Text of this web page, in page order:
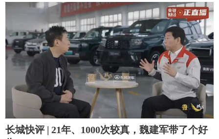
长城快评 | 21年、1000次较真，魏建军带了个好